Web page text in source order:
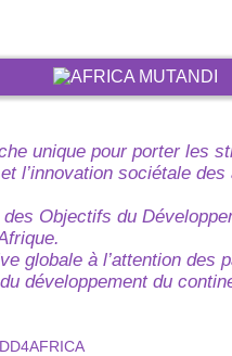
unique pour porter les
l’innovation sociétale
Objectifs du
globale à l’attention des
développement du